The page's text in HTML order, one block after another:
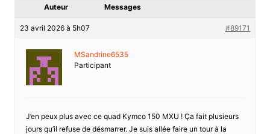
Auteur Messages
23 avril 2026 à 5h07 #89171
MSandrine6535
Participant
J’en peux plus avec ce quad Kymco 150 MXU ! Ça fait plusieurs
jours qu’il refuse de désmarrer. Je suis allée faire un tour à la